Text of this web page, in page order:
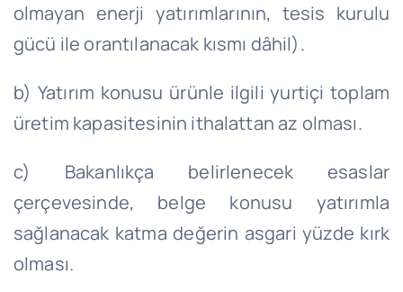
olmayan enerji yatırımlarının, tesis kurulu
gücü ile orantılanacak kısmı dâhil).
b) Yatırım konusu ürünle ilgili yurtiçi toplam
üretim kapasitesinin ithalattan az olması.
c) Bakanlıkça belirlenecek esaslar
çerçevesinde, belge konusu yatırımla
sağlanacak katma değerin asgari yüzde kırk
olması.